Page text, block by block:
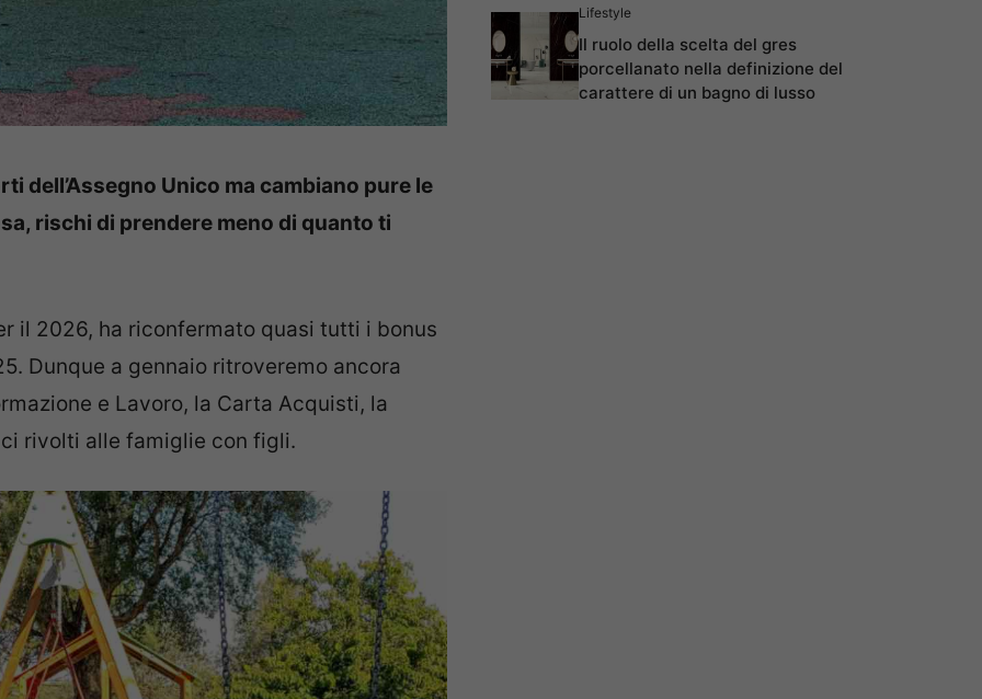
dell’Assegno Unico ma cambiano pure le
rischi di prendere meno di quanto ti
il 2026, ha riconfermato quasi tutti i bonus
Dunque a gennaio ritroveremo ancora
e Lavoro, la Carta Acquisti, la
rivolti alle famiglie con figli.
Lifestyle
Il ruolo della scelta del gres
porcellanato nella definizione del
carattere di un bagno di lusso